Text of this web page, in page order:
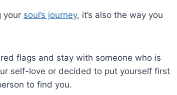
your soul’s journey, it’s also the way you
flags and stay with someone who is
self-love or decided to put yourself first
to find you.